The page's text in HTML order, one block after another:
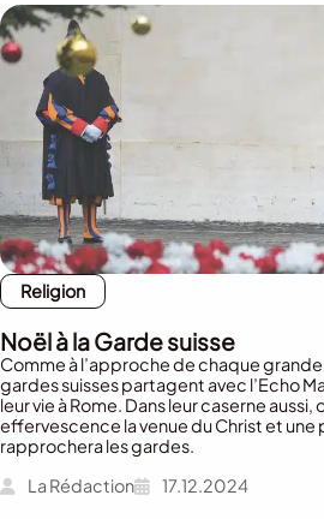
Religion
Noël à la Garde suisse
Comme à l’approche de chaque
gardes suisses partagent avec l’Echo
leur vie à Rome. Dans leur caserne
effervescence la venue du Christ et
rapprochera les gardes.
La Rédaction
17.12.2024